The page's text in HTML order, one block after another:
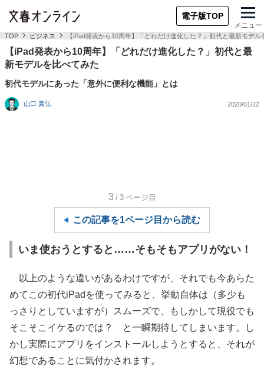
電子版TOP
メニュー
TOP ビジネス 【iPad発表から10周年】「どれだけ進化した？」初代と最新モデル
【iPad発表から10周年】「どれだけ進化した？」初代と最
新モデルを比べてみた
初代モデルにあった「意外に便利な機能」とは
山口 真弘 2020/01/22
3 /3 ページ目
この記事を1ページ目から読む
いま使おうとすると……そもそもアプリがない！
以上のような違いがあるわけですが、それでも今あらた
めてこの初代iPadを使ってみると、挙動自体は（多少も
っさりとしていますが）スムーズで、もしかして現役でも
そこそこイケるのでは？ と一瞬期待してしまいます。し
かし実際にアプリをインストールしようとすると、それが
幻想であることに気付かされます。